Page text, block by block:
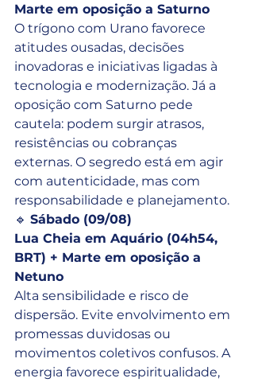
Marte em oposição a Saturno
O trígono com Urano favorece
atitudes ousadas, decisões
inovadoras e iniciativas ligadas à
tecnologia e modernização. Já a
oposição com Saturno pede
cautela: podem surgir atrasos,
resistências ou cobranças
externas. O segredo está em agir
com autenticidade, mas com
responsabilidade e planejamento.
🔹 Sábado (09/08)
Lua Cheia em Aquário (04h54,
BRT) + Marte em oposição a
Netuno
Alta sensibilidade e risco de
dispersão. Evite envolvimento em
promessas duvidosas ou
movimentos coletivos confusos. A
energia favorece espiritualidade,